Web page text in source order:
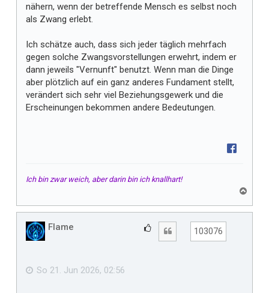
nähern, wenn der betreffende Mensch es selbst noch
als Zwang erlebt.
Ich schätze auch, dass sich jeder täglich mehrfach
gegen solche Zwangsvorstellungen erwehrt, indem er
dann jeweils "Vernunft" benutzt. Wenn man die Dinge
aber plötzlich auf ein ganz anderes Fundament stellt,
verändert sich sehr viel Beziehungsgewerk und die
Erscheinungen bekommen andere Bedeutungen.
Ich bin zwar weich, aber darin bin ich knallhart!
c
Flame 103076
So 21. Jun 2026, 02:56